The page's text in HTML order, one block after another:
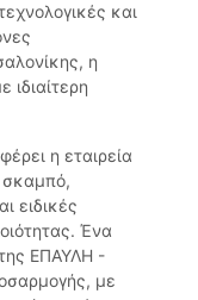
και
η
ιδιαίτερη
η εταιρεία
σκαμπό,
ειδικές
Ένα
ΕΠΑΥΛΗ -
με